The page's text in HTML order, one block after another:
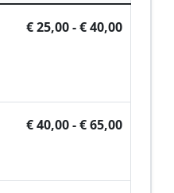
€ 25,00 - € 40,00
€ 40,00 - € 65,00